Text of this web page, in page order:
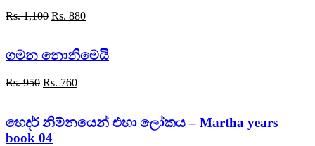
Rs.1,100 Original
Rs. 1,100.
Rs. 880Current
Rs. 880.
ගමන නොනිමෙයි
Rs.950 Original
Rs. 950.
Rs. 760Current
Rs. 760.
හෙදර් නිම්නයෙන් එහා ලෝකය – Martha years
book 04